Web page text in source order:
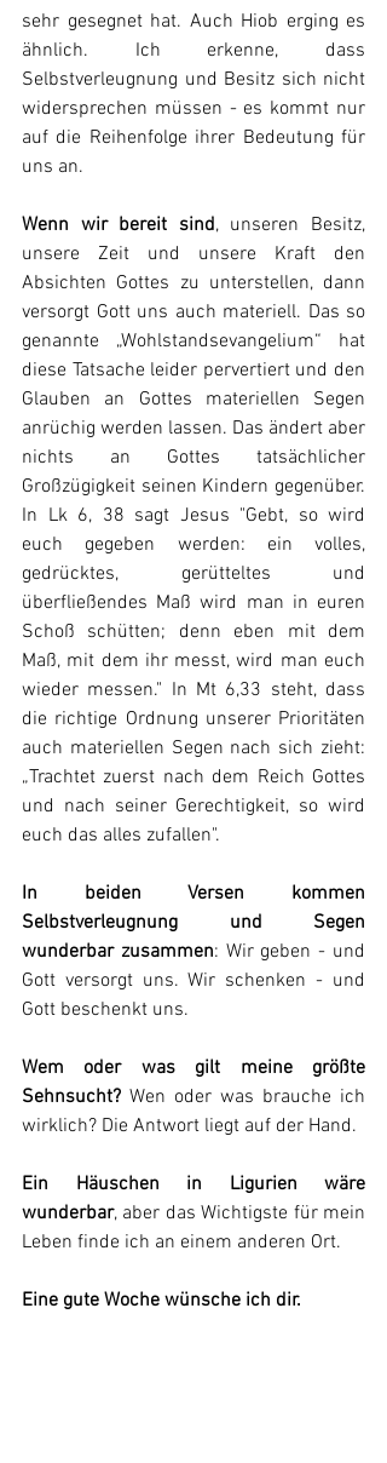
sehr gesegnet hat. Auch Hiob erging es
ähnlich. Ich erkenne, dass
Selbstverleugnung und Besitz sich nicht
widersprechen müssen - es kommt nur
auf die Reihenfolge ihrer Bedeutung für
uns an.
Wenn wir bereit sind, unseren Besitz,
unsere Zeit und unsere Kraft den
Absichten Gottes zu unterstellen, dann
versorgt Gott uns auch materiell. Das so
genannte „Wohlstandsevangelium“ hat
diese Tatsache leider pervertiert und den
Glauben an Gottes materiellen Segen
anrüchig werden lassen. Das ändert aber
nichts an Gottes tatsächlicher
Großzügigkeit seinen Kindern gegenüber.
In Lk 6, 38 sagt Jesus "Gebt, so wird
euch gegeben werden: ein volles,
gedrücktes, gerütteltes und
überfließendes Maß wird man in euren
Schoß schütten; denn eben mit dem
Maß, mit dem ihr messt, wird man euch
wieder messen." In Mt 6,33 steht, dass
die richtige Ordnung unserer Prioritäten
auch materiellen Segen nach sich zieht:
„Trachtet zuerst nach dem Reich Gottes
und nach seiner Gerechtigkeit, so wird
euch das alles zufallen".
In beiden Versen kommen
Selbstverleugnung und Segen
wunderbar zusammen: Wir geben - und
Gott versorgt uns. Wir schenken - und
Gott beschenkt uns.
Wem oder was gilt meine größte
Sehnsucht? Wen oder was brauche ich
wirklich? Die Antwort liegt auf der Hand.
Ein Häuschen in Ligurien wäre
wunderbar, aber das Wichtigste für mein
Leben finde ich an einem anderen Ort.
Eine gute Woche wünsche ich dir.